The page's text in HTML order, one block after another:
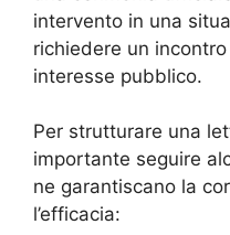
intervento in una
richiedere un
interesse pubblico.
Per strutturare una
importante seguire
ne garantiscano la
l’efficacia: